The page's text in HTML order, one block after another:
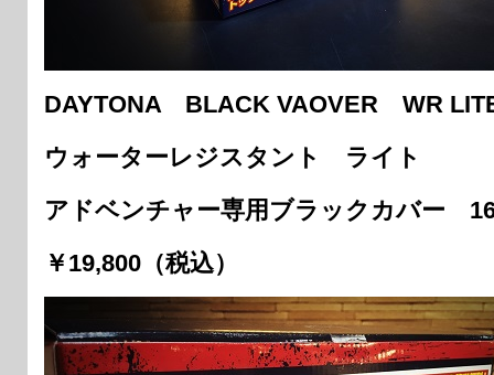
DAYTONA BLACK VAOVER WR
ウォーターレジスタント ライト
アドベンチャー専用ブラックカバー
￥19,800（税込）